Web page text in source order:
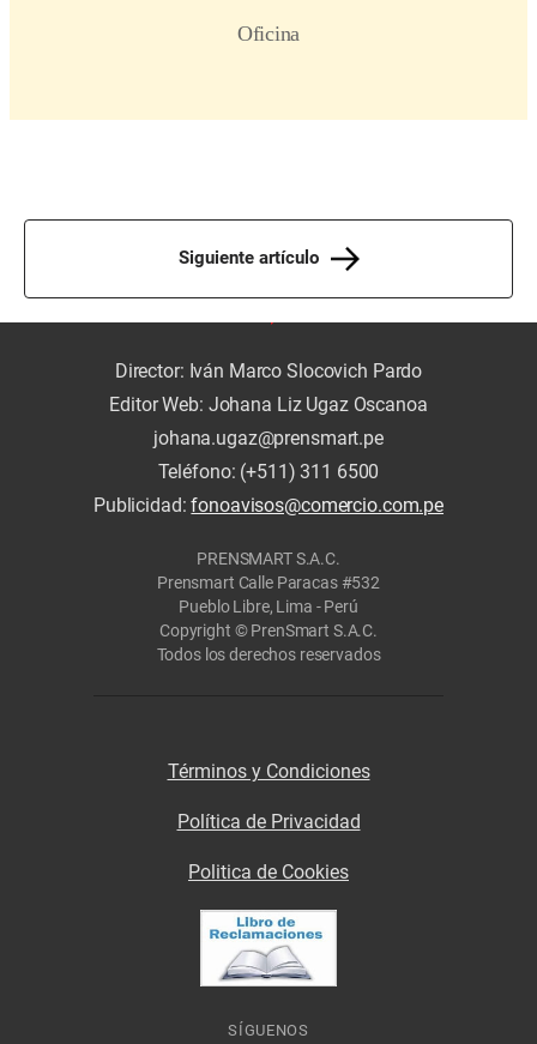
Siguiente artículo
Director: Iván Marco Slocovich Pardo
Editor Web: Johana Liz Ugaz Oscanoa
johana.ugaz@prensmart.pe
Teléfono: (+511) 311 6500
Publicidad:fonoavisos@comercio.com.pe
PRENSMART S.A.C.
Prensmart Calle Paracas #532
Pueblo Libre, Lima - Perú
Copyright © PrenSmart S.A.C.
Todos los derechos reservados
Términos y Condiciones
Política de Privacidad
Politica de Cookies
SÍGUENOS